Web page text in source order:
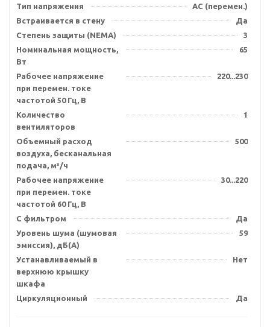
Тип напряжения
AC (перемен.)
Встраивается в стену
Да
Степень защиты (NEMA)
3
Номинальная мощность,
Вт
65
Рабочее напряжение
при перемен. токе
частотой 50 Гц, В
220...230
Количество
вентиляторов
1
Объемный расход
воздуха, бесканальная
подача, м³/ч
500
Рабочее напряжение
при перемен. токе
частотой 60 Гц, В
30...220
С фильтром
Да
Уровень шума (шумовая
эмиссия), дБ(А)
59
Устанавливаемый в
верхнюю крышку
шкафа
Нет
Циркуляционный Да